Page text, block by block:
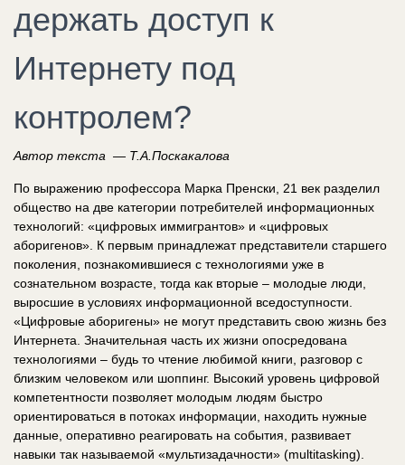
держать доступ к
Интернету под
контролем?
Автор текста — Т.А.Поскакалова
По выражению профессора Марка Пренски, 21 век разделил
общество на две категории потребителей информационных
технологий: «цифровых иммигрантов» и «цифровых
аборигенов». К первым принадлежат представители старшего
поколения, познакомившиеся с технологиями уже в
сознательном возрасте, тогда как вторые – молодые люди,
выросшие в условиях информационной вседоступности.
«Цифровые аборигены» не могут представить свою жизнь без
Интернета. Значительная часть их жизни опосредована
технологиями – будь то чтение любимой книги, разговор с
близким человеком или шоппинг. Высокий уровень цифровой
компетентности позволяет молодым людям быстро
ориентироваться в потоках информации, находить нужные
данные, оперативно реагировать на события, развивает
навыки так называемой «мультизадачности» (multitasking).